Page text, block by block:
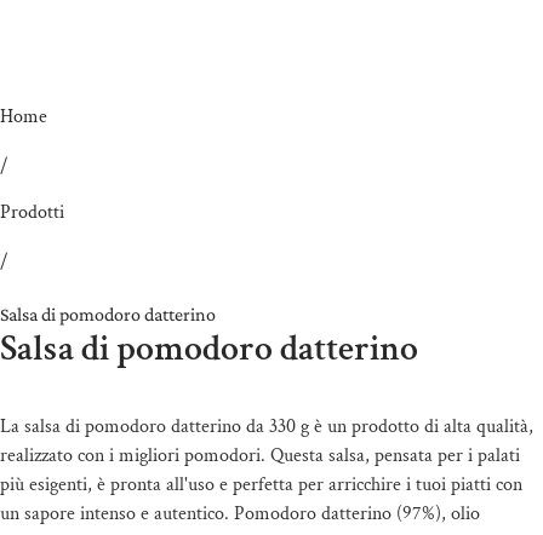
Home
/
Prodotti
/
Salsa di pomodoro datterino
Salsa di pomodoro datterino
La salsa di pomodoro datterino da 330 g è un prodotto di alta qualità,
realizzato con i migliori pomodori. Questa salsa, pensata per i palati
più esigenti, è pronta all'uso e perfetta per arricchire i tuoi piatti con
un sapore intenso e autentico. Pomodoro datterino (97%), olio